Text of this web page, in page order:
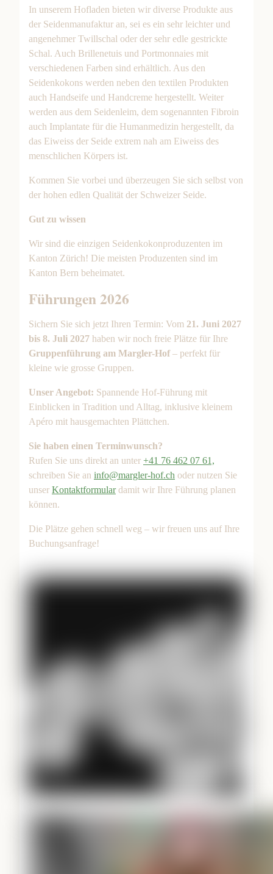
In unserem Hofladen bieten wir diverse Produkte aus
der Seidenmanufaktur an, sei es ein sehr leichter und
angenehmer Twillschal oder der sehr edle gestrickte
Schal. Auch Brillenetuis und Portmonnaies mit
verschiedenen Farben sind erhältlich. Aus den
Seidenkokons werden neben den textilen Produkten
auch Handseife und Handcreme hergestellt. Weiter
werden aus dem Seidenleim, dem sogenannten Fibroin
auch Implantate für die Humanmedizin hergestellt, da
das Eiweiss der Seide extrem nah am Eiweiss des
menschlichen Körpers ist.
Kommen Sie vorbei und überzeugen Sie sich selbst von
der hohen edlen Qualität der Schweizer Seide.
Gut zu wissen
Wir sind die einzigen Seidenkokonproduzenten im
Kanton Zürich! Die meisten Produzenten sind im
Kanton Bern beheimatet.
Führungen 2026
Sichern Sie sich jetzt Ihren Termin: Vom 21. Juni 2027
bis 8. Juli 2027 haben wir noch freie Plätze für Ihre
Gruppenführung am Margler-Hof– perfekt für
kleine wie grosse Gruppen.
Unser Angebot: Spannende Hof-Führung mit
Einblicken in Tradition und Alltag, inklusive kleinem
Apéro mit hausgemachten Plättchen.
Sie haben einen Terminwunsch?
Rufen Sie uns direkt an unter +41 76 462 07 61,
schreiben Sie an info@margler-hof.ch oder nutzen Sie
unser Kontaktformulardamit wir Ihre Führung planen
können.
Die Plätze gehen schnell weg – wir freuen uns auf Ihre
Buchungsanfrage!